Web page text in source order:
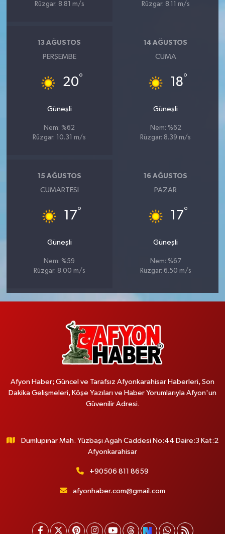
Rüzgar: 8.81 m/s
Rüzgar: 8.11 m/s
13 AĞUSTOS
PERŞEMBE
20°
Güneşli
Nem: %62
Rüzgar: 10.31 m/s
14 AĞUSTOS
CUMA
18°
Güneşli
Nem: %62
Rüzgar: 8.39 m/s
15 AĞUSTOS
CUMARTESI
17°
Güneşli
Nem: %59
Rüzgar: 8.00 m/s
16 AĞUSTOS
PAZAR
17°
Güneşli
Nem: %67
Rüzgar: 6.50 m/s
Afyon Haber; Güncel ve Tarafsız Afyonkarahisar Haberleri, Son
Dakika Gelişmeleri, Köşe Yazıları ve Haber Yorumlarıyla Afyon'un
Güvenilir Adresi.
Dumlupınar Mah. Yüzbaşı Agah Caddesi No:44 Daire:3 Kat:2
Afyonkarahisar
+90506 811 8659
afyonhaber.com@gmail.com